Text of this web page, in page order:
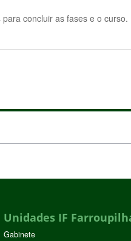
concluir as fases e o curso.
Unidades IF
Gabinete